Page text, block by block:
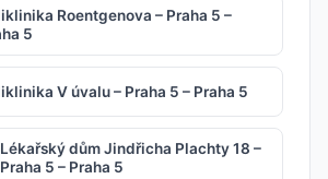
Roentgenova – Praha 5 –
5
V úvalu – Praha 5 – Praha 5
Lékařský dům Jindřicha Plachty 18 –
Praha 5 – Praha 5